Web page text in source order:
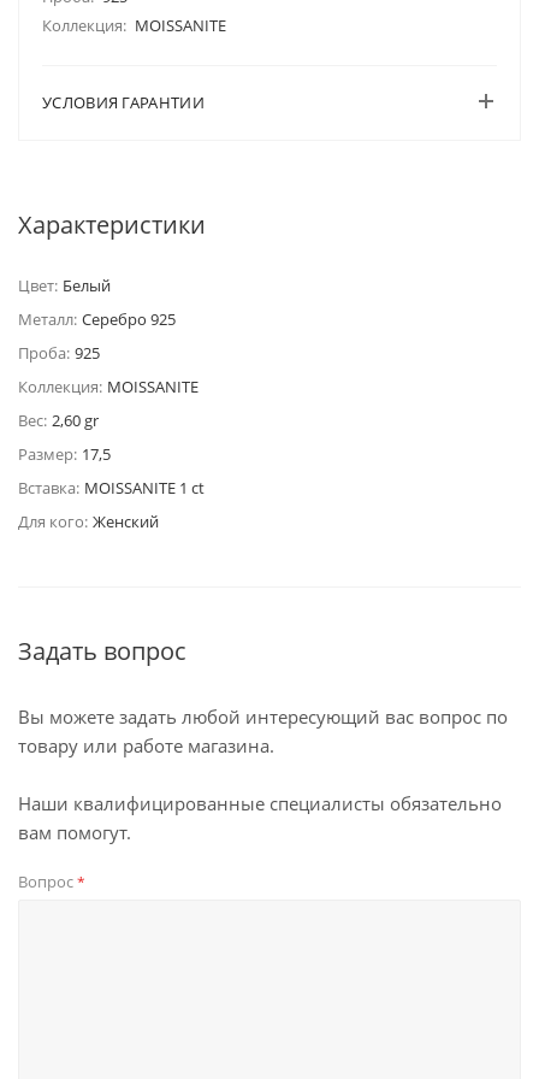
Коллекция: MOISSANITE
УСЛОВИЯ ГАРАНТИИ
Характеристики
Цвет: Белый
Металл: Серебро 925
Проба: 925
Коллекция: MOISSANITE
Вес: 2,60 gr
Размер: 17,5
Вставка: MOISSANITE 1 ct
Для кого: Женский
Задать вопрос
Вы можете задать любой интересующий вас вопрос по
товару или работе магазина.
Наши квалифицированные специалисты обязательно
вам помогут.
Вопрос*